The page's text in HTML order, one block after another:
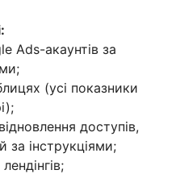
Ads-акаунтів за
(усі показники
доступів,
за інструкціями;